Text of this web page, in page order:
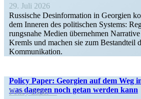
29. Juli 2026
Russische Desin­for­mation in Georgien
dem Inneren des politi­schen Systems:
rungsnahe Medien übernehmen
Kremls und machen sie zum Bestandteil
Kommunikation.
Policy Paper: Georgien auf dem Weg
was dagegen noch getan werden kann
Policy Paper